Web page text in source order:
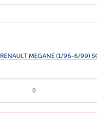
RENAULT MEGANE (1/96-6/99)